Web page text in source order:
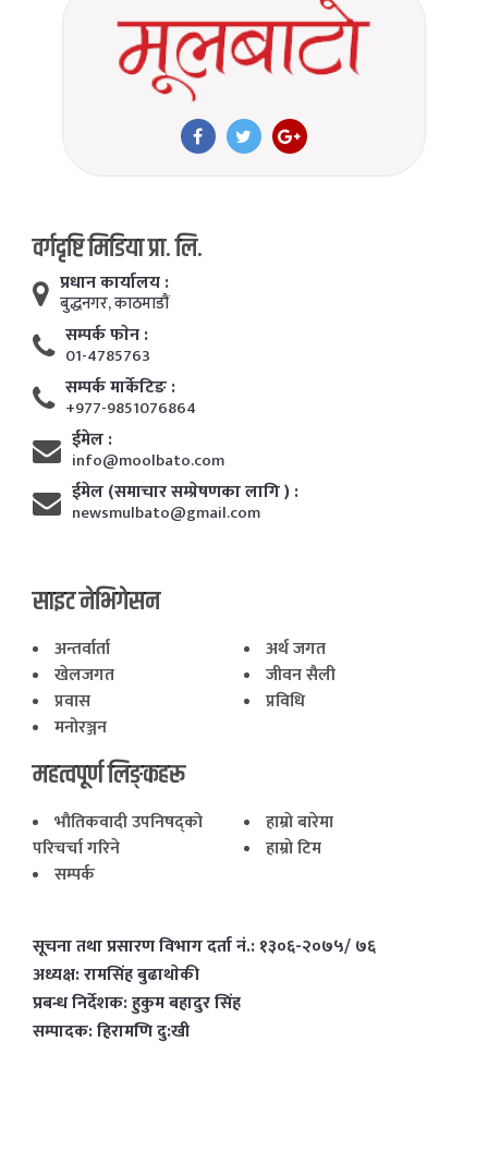
वर्गदृष्टि मिडिया प्रा. लि.
प्रधान कार्यालय :
बुद्धनगर, काठमाडाैं
सम्पर्क फाेन :
01-4785763
सम्पर्क मार्केटिङ :
+977-9851076864
ईमेल :
info@moolbato.com
ईमेल (समाचार सम्प्रेषणका लागि ) :
newsmulbato@gmail.com
साइट नेभिगेसन
अन्तर्वार्ता
अर्थ जगत
खेलजगत
जीवन सैली
प्रवास
प्रविधि
मनोरञ्जन
महत्वपूर्ण लिङ्कहरू
भाैतिकवादी उपनिषद्काे
परिचर्चा गरिने
हाम्राे बारेमा
हाम्राे टिम
सम्पर्क
सूचना तथा प्रसारण विभाग दर्ता नं.: १३०६-२०७५/ ७६
अध्यक्ष: रामसिंह बुढाथाेकी
प्रबन्ध निर्देशक: हुकुम बहादुर सिंह
सम्पादक: हिरामणि दु:खी